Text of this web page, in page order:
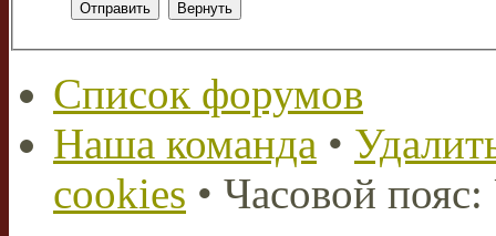
Список форумов
Наша команда •
cookies • Часовой